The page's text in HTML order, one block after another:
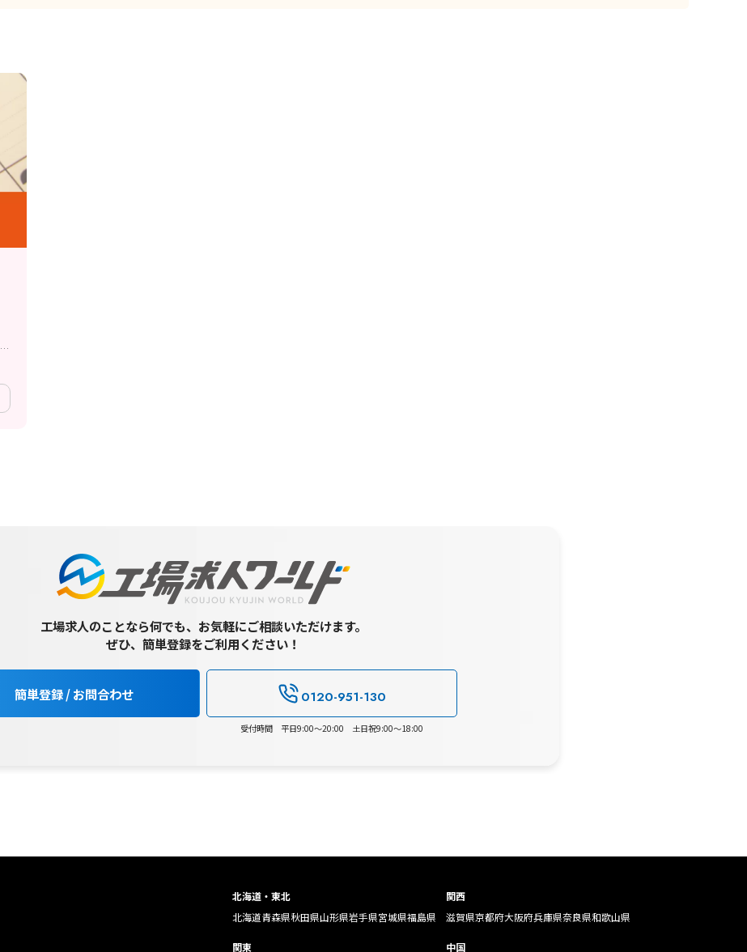
検査、梱包・仕分け、組立・組付け、マシンオペレーター、玉掛け・クレーン
工場求人のことなら何でも、お気軽にご相談いただけます。
ぜひ、簡単登録をご利用ください！
簡単登録 / お問合わせ 0120-951-130
受付時間 平日9:00～20:00 土日祝9:00～18:00
北海道・東北
北海道青森県秋田県山形県岩手県宮城県福島県
関東
関西
滋賀県京都府大阪府兵庫県奈良県和歌山県
中国